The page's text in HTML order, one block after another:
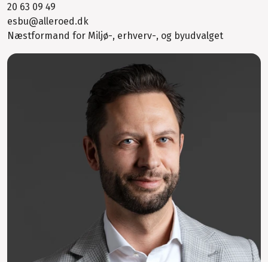
20 63 09 49
esbu@alleroed.dk
Næstformand for Miljø-, erhverv-, og byudvalget